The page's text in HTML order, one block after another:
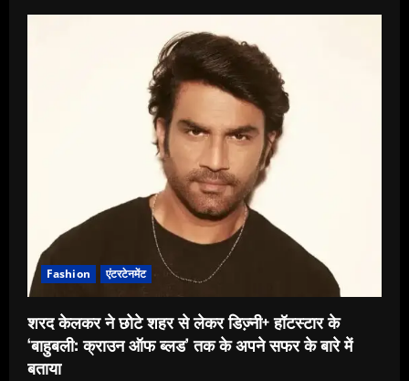
बताया
Fashion एंटरटेनमेंट
शरद केलकर ने छोटे शहर से लेकर डिज्‍़नी+ हॉटस्‍टार के
‘बाहुबली: क्राउन ऑफ ब्‍लड’ तक के अपने सफर के बारे में
बताया